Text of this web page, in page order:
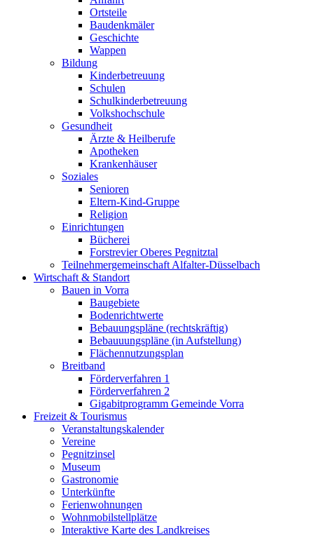
Ortsteile
Baudenkmäler
Geschichte
Wappen
Bildung
Kinderbetreuung
Schulen
Schulkinderbetreuung
Volkshochschule
Gesundheit
Ärzte & Heilberufe
Apotheken
Krankenhäuser
Soziales
Senioren
Eltern-Kind-Gruppe
Religion
Einrichtungen
Bücherei
Forstrevier Oberes Pegnitztal
Teilnehmergemeinschaft Alfalter-Düsselbach
Wirtschaft & Standort
Bauen in Vorra
Baugebiete
Bodenrichtwerte
Bebauungspläne (rechtskräftig)
Bebauuungspläne (in Aufstellung)
Flächennutzungsplan
Breitband
Förderverfahren 1
Förderverfahren 2
Gigabitprogramm Gemeinde Vorra
Freizeit & Tourismus
Veranstaltungskalender
Vereine
Pegnitzinsel
Museum
Gastronomie
Unterkünfte
Ferienwohnungen
Wohnmobilstellplätze
Interaktive Karte des Landkreises